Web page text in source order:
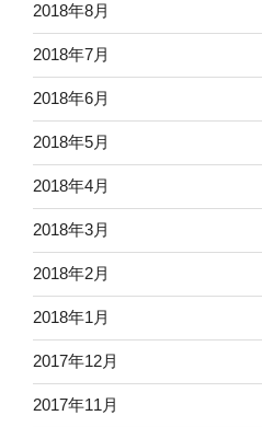
2018年8月
2018年7月
2018年6月
2018年5月
2018年4月
2018年3月
2018年2月
2018年1月
2017年12月
2017年11月